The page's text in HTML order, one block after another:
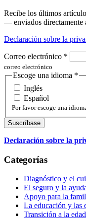
Recibe los últimos
— enviados directamente
Declaración sobre la
Correo electrónico *
correo electrónico
Escoge una idioma *
Inglés
Español
Por favor escoge una
Declaración sobre la
Categorías
Diagnóstico y el
El seguro y la
Apoyo para la
La educación y las
Transición a la